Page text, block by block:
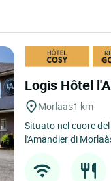
Logis Hôtel
Morlaas1 km
Situato nel cuore
l'Amandier di